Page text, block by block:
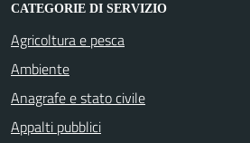
CATEGORIE DI SERVIZIO
Agricoltura e pesca
Ambiente
Anagrafe e stato civile
Appalti pubblici